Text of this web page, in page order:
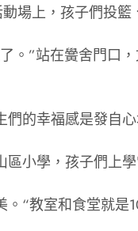
動場上，孩子們投
。”站在黌舍門口
的幸福感是發自心
小學，孩子們上
“教室和食堂就